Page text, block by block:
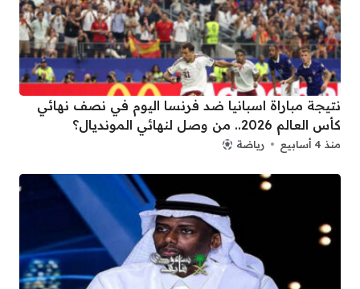
نتيجة مباراة اسبانيا ضد فرنسا اليوم في نصف نهائي
كأس العالم 2026.. من وصل لنهائي المونديال؟
منذ 4 أسابيع رياضة